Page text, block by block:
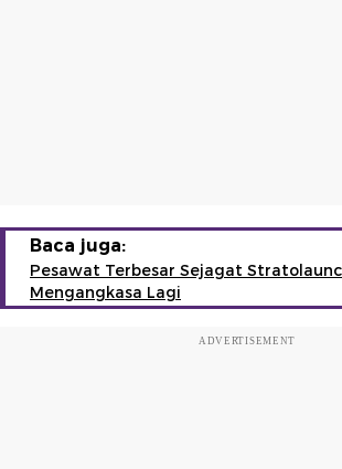
Baca juga:
Pesawat Terbesar Sejagat
Mengangkasa Lagi
ADVERTISEMENT